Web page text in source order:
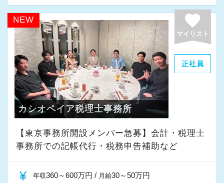
NEW favorite
マイリスト
正社員
カシオペイア税理士事務所
【東京事務所開設メンバー急募】会計・税理士
事務所での記帳代行・税務申告補助など
currency_yen 年収360～600万円 / 月給30～50万円